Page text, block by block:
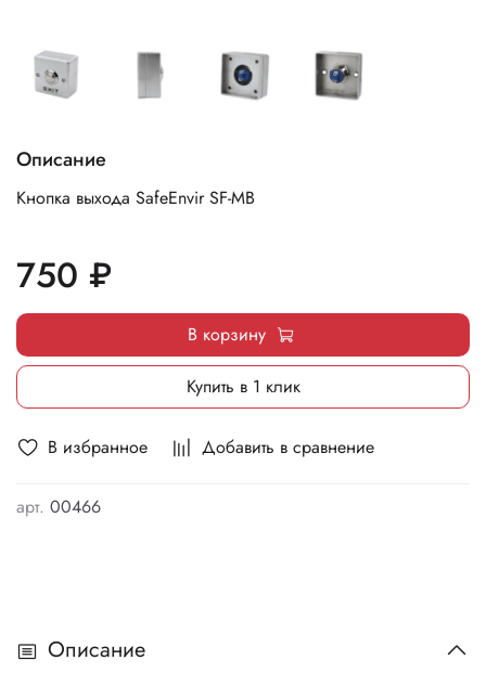
В избранное Добавить в сравнение
арт. 00466
Описание
Кнопка выхода SafeEnvir SF-MB
750 ₽
В корзину
Купить в 1 клик
Описание